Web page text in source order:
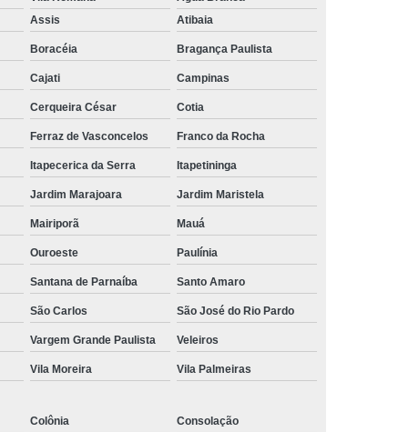
Aluguel Toalha de Banho Fio Penteado
de Toalha de Banho Algodão
Locação de Toalha de Banho Grande
Aluguel de Toalha de Pedicure
Locação de Toalha de Manicure
Locação de Toalha Manicure Pedicure
de Toalha para Manicure e Pedicure
de Toalha para Pedicure e Manicure
Grande São Paulo
Locação de Toalha Banho e Rosto
Assis Atibaia
Boracéia Bragança Paulista
Cajati Campinas
Cerqueira César Cotia
Ferraz de Vasconcelos Franco da Rocha
Itapecerica da Serra Itapetininga
Jardim Marajoara Jardim Maristela
Mairiporã Mauá
Ouroeste Paulínia
Santana de Parnaíba Santo Amaro
São Carlos São José do Rio Pardo
Vargem Grande Paulista Veleiros
Vila Moreira Vila Palmeiras
Colônia Consolação